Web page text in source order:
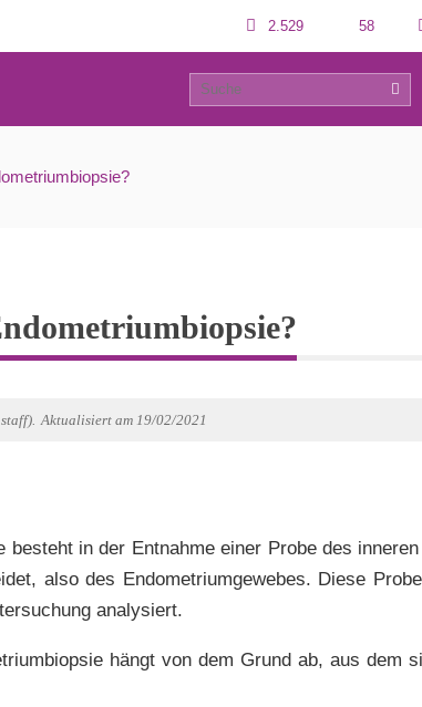
2.529 58
4 0
Aktualisiert am 19/02/2021
besteht in der Entnahme einer Probe des
also des Endometriumgewebes. Diese
analysiert.
hängt von dem Grund ab, aus dem